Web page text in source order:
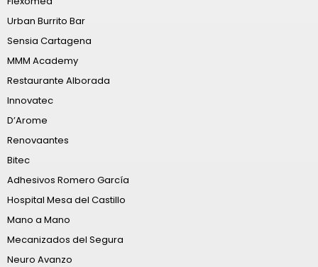
Urban Burrito Bar
Sensia Cartagena
MMM Academy
Restaurante Alborada
Innovatec
D’Arome
Renovaantes
Bitec
Adhesivos Romero García
Hospital Mesa del Castillo
Mano a Mano
Mecanizados del Segura
Neuro Avanzo